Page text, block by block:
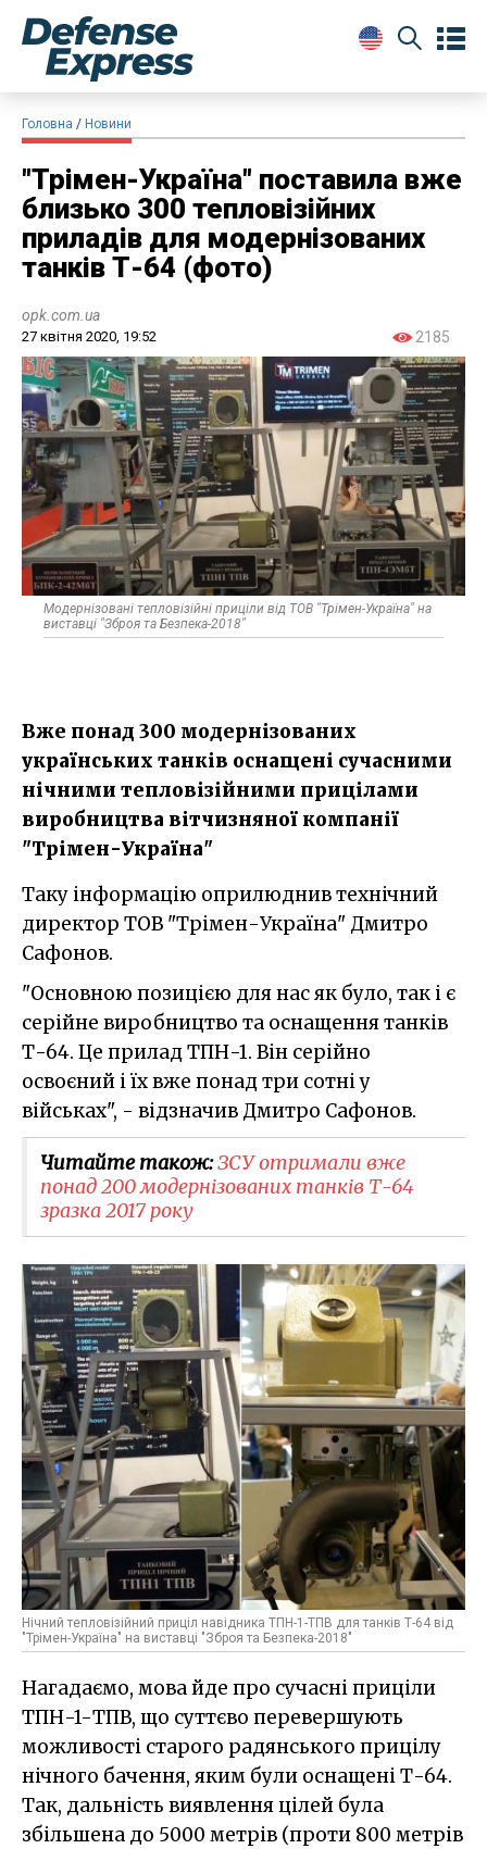
Головна Новини
"Трімен-Україна" поставила вже
близько 300 тепловізійних
приладів для модернізованих
танків Т-64 (фото)
opk.com.ua
27 квітня 2020, 19:52 2185
Модернізовані тепловізійні приціли від ТОВ "Трімен-Україна"​ на
виставці "Зброя та Безпека-2018"
Вже понад 300 модернізованих
українських танків оснащені сучасними
нічними тепловізійними прицілами
виробництва вітчизняної компанії
"Трімен-Україна"
Таку інформацію оприлюднив технічний
директор ТОВ "Трімен-Україна" Дмитро
Сафонов.
"Основною позицією для нас як було, так і є
серійне виробництво та оснащення танків
Т-64. Це прилад ТПН-1. Він серійно
освоєний і їх вже понад три сотні у
військах", - відзначив Дмитро Сафонов.
Читайте також:ЗСУ отримали вже
понад 200 модернізованих танків Т-64
зразка 2017 року
Нічний тепловізійний приціл навідника ТПН-1-ТПВ для танків Т-64 від
"Трімен-Україна" на виставці "Зброя та Безпека-2018"
Нагадаємо, мова йде про сучасні приціли
ТПН-1-ТПВ, що суттєво перевершують
можливості старого радянського прицілу
нічного бачення, яким були оснащені Т-64.
Так, дальність виявлення цілей була
збільшена до 5000 метрів (проти 800 метрів